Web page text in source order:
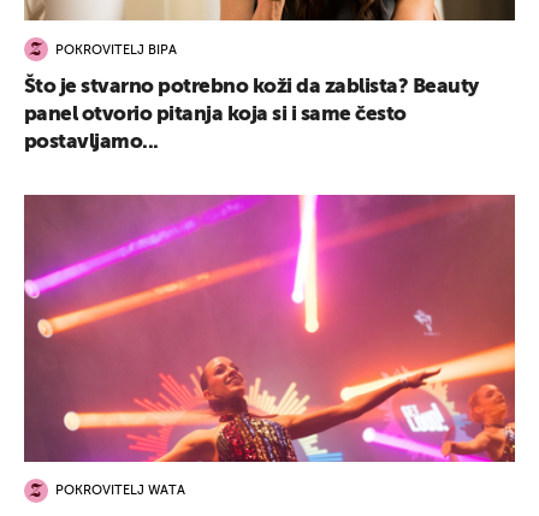
POKROVITELJ BIPA
Što je stvarno potrebno koži da zablista? Beauty
panel otvorio pitanja koja si i same često
postavljamo...
POKROVITELJ WATA